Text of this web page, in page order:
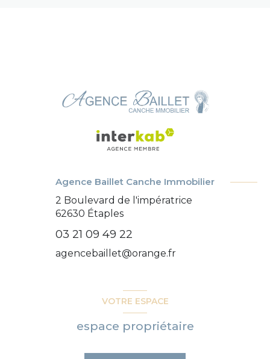
Agence Baillet Canche Immobilier
2 Boulevard de l'impératrice
62630 Étaples
03 21 09 49 22
agencebaillet@orange.fr
VOTRE ESPACE
espace propriétaire